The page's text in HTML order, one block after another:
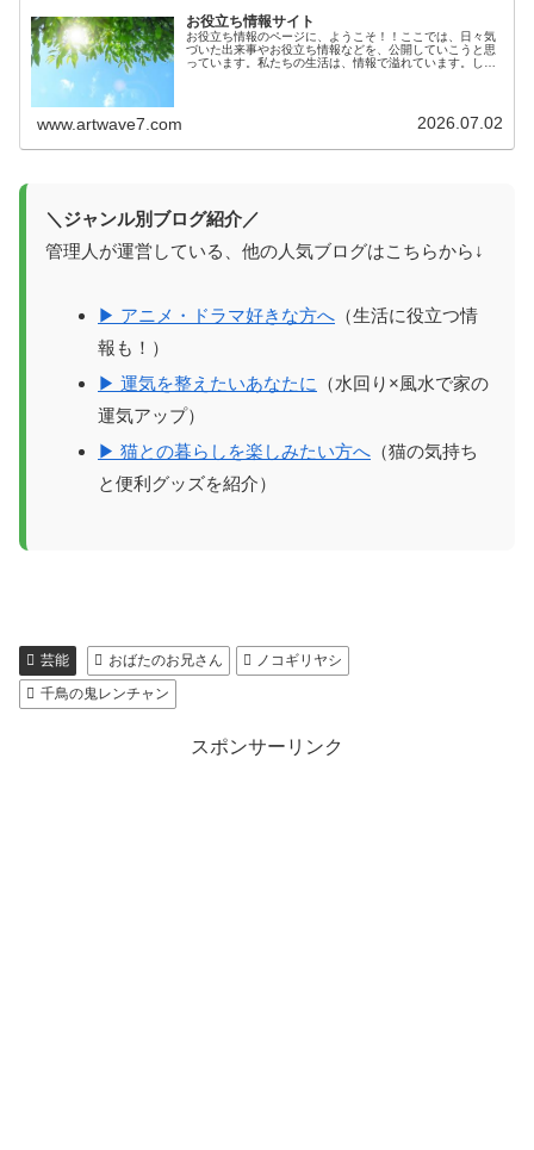
お役立ち情報サイト
お役立ち情報のページに、ようこそ！！ここでは、日々気
づいた出来事やお役立ち情報などを、公開していこうと思
っています。私たちの生活は、情報で溢れています。しか
www.artwave7.com 2026.07.02
＼ジャンル別ブログ紹介／
管理人が運営している、他の人気ブログはこちらから↓
▶ アニメ・ドラマ好きな方へ （生活に役立つ情
報も！）
▶ 運気を整えたいあなたに
（水回り×風水で家の
運気アップ）
▶ 猫との暮らしを楽しみたい方へ （猫の気持ち
と便利グッズを紹介）
芸能 おばたのお兄さん
ノコギリヤシ
千鳥の鬼レンチャン
スポンサーリンク